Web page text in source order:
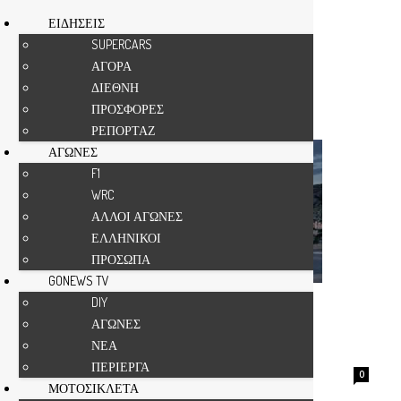
Ετικέτες
Ετικέτα: OPEL Frontera
OPEL Frontera: Το ηλεκτρικό
οικογενειακό SUV με 400+ χλμ.
αυτονομία που...
0
ΕΙΔΗΣΕΙΣ
SUPERCARS
ΑΓΟΡΑ
ΔΙΕΘΝΗ
ΠΡΟΣΦΟΡΕΣ
ΡΕΠΟΡΤΑΖ
ΑΓΩΝΕΣ
F1
WRC
ΑΛΛΟΙ ΑΓΩΝΕΣ
ΕΛΛΗΝΙΚΟΙ
ΠΡΟΣΩΠΑ
GONEWS TV
DIY
ΑΓΩΝΕΣ
ΝΕΑ
ΠΕΡΙΕΡΓΑ
ΜΟΤΟΣΙΚΛΕΤΑ